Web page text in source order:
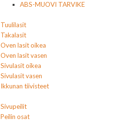
ABS-MUOVI TARVIKE
Tuulilasit
Takalasit
Oven lasit oikea
Oven lasit vasen
Sivulasit oikea
Sivulasit vasen
Ikkunan tiivisteet
Sivupeilit
Peilin osat